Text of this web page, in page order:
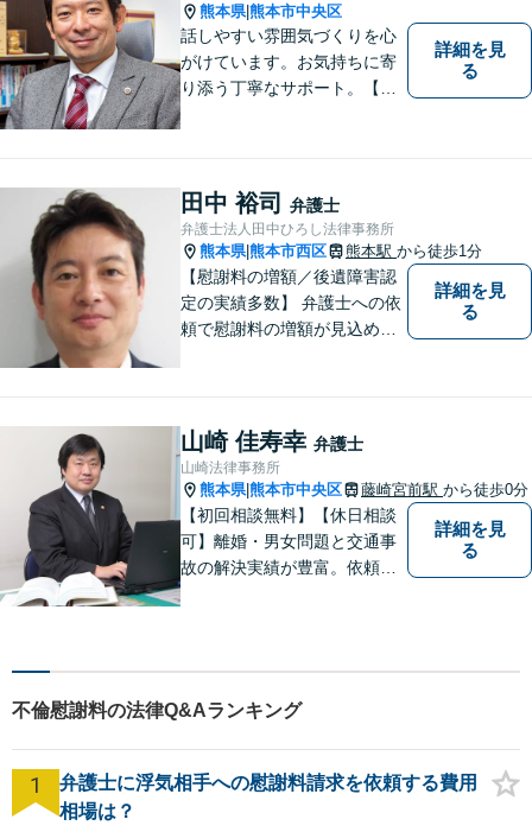
熊本県|熊本市中央区
話しやすい雰囲気づくりを心
がけています。お気持ちに寄
り添う丁寧なサポート。【借
用】証拠集めから手厚くサポ
ート。企業からのご相談も承
ります【交通事故】弁護士費
用特約の利用可【夜間・休日
面談可】
詳細を見
る
田中 裕司 弁護士
弁護士法人田中ひろし法律事務所
熊本県|熊本市西区 熊本駅 から徒歩1分
【慰謝料の増額／後遺障害認
定の実績多数】 弁護士への依
頼で慰謝料の増額が見込めま
ノウハウ多数】相続手続きか
ら遺言書までトータルサポー
ト【JR熊本駅から徒歩1分】
詳細を見
る
山崎 佳寿幸 弁護士
山崎法律事務所
熊本県|熊本市中央区 藤崎宮前駅 から徒歩0分
【初回相談無料】【休日相談
可】離婚・男女問題と交通事
故の解決実績が豊富。依頼者
ださい。【熊本市中心部】地
域に密着した町医者みたいな
弁護士です。
詳細を見
る
不倫慰謝料の法律Q&Aランキング
1
弁護士に浮気相手への慰謝料請求を依頼する費用
相場は？